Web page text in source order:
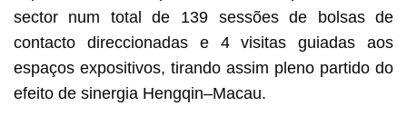
sector num total de 139 sessões de bolsas de
contacto direccionadas e 4 visitas guiadas aos
espaços expositivos, tirando assim pleno partido do
efeito de sinergia Hengqin–Macau.